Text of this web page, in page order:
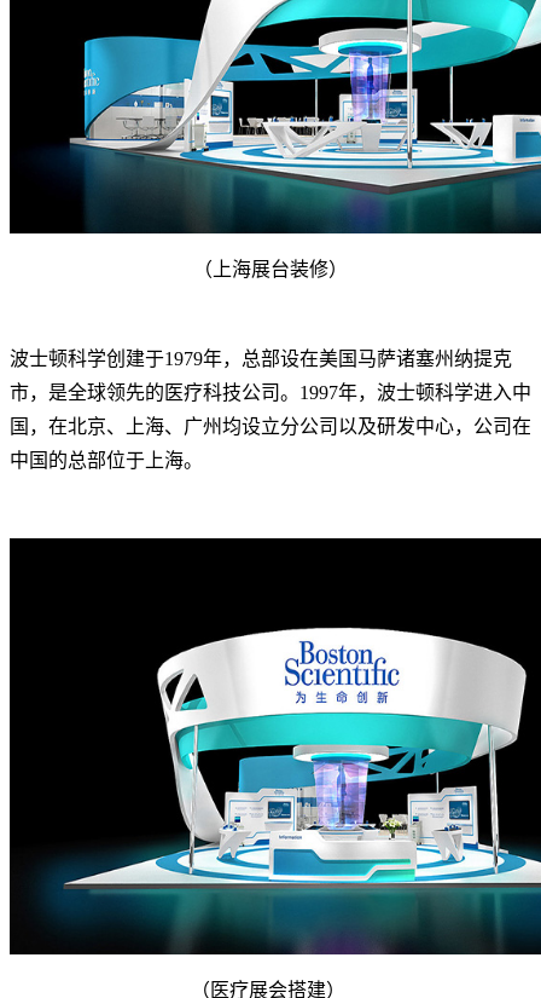
（上海展台装修）
波士顿科学创建于1979年，总部设在美国马萨诸塞州纳提克
市，是全球领先的医疗科技公司。1997年，波士顿科学进入中
国，在北京、上海、广州均设立分公司以及研发中心，公司在
中国的总部位于上海。
（医疗展会搭建）